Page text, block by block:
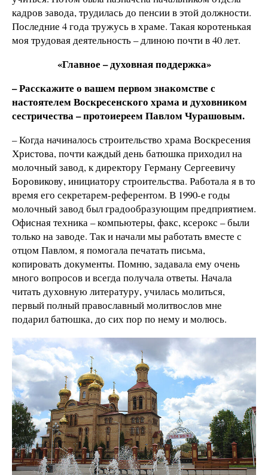
кадров завода, трудилась до пенсии в этой должности.
Последние 4 года тружусь в храме. Такая коротенькая
моя трудовая деятельность – длиною почти в 40 лет.
«Главное – духовная поддержка»
– Расскажите о вашем первом знакомстве с
настоятелем Воскресенского храма и духовником
сестричества – протоиереем Павлом Чурашовым.
– Когда начиналось строительство храма Воскресения
Христова, почти каждый день батюшка приходил на
молочный завод, к директору Герману Сергеевичу
Боровикову, инициатору строительства. Работала я в то
время его секретарем-референтом. В 1990-е годы
молочный завод был градообразующим предприятием.
Офисная техника – компьютеры, факс, ксерокс – были
только на заводе. Так и начали мы работать вместе с
отцом Павлом, я помогала печатать письма,
копировать документы. Помню, задавала ему очень
много вопросов и всегда получала ответы. Начала
читать духовную литературу, училась молиться,
первый полный православный молитвослов мне
подарил батюшка, до сих пор по нему и молюсь.